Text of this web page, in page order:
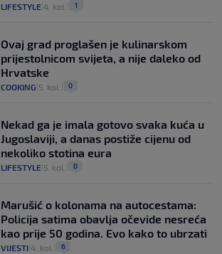
LIFESTYLE 4. kol. 1
Ovaj grad proglašen je kulinarskom
prijestolnicom svijeta, a nije daleko od
Hrvatske
COOKING 5. kol. 0
Nekad ga je imala gotovo svaka kuća u
Jugoslaviji, a danas postiže cijenu od
nekoliko stotina eura
LIFESTYLE 5. kol. 0
Marušić o kolonama na autocestama:
Policija satima obavlja očevide nesreća
kao prije 50 godina. Evo kako to ubrzati
VIJESTI 4. kol. 6